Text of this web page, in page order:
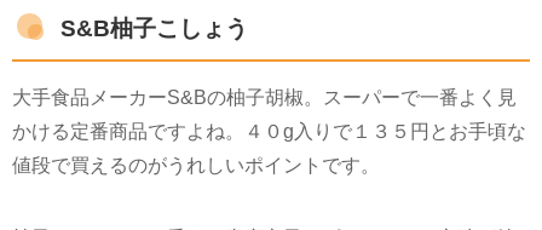
S&B柚子こしょう
大手食品メーカーS&Bの柚子胡椒。スーパーで一番よく見
かける定番商品ですよね。４０ g 入りで１３５円とお手頃な
値段で買えるのがうれしいポイントです。